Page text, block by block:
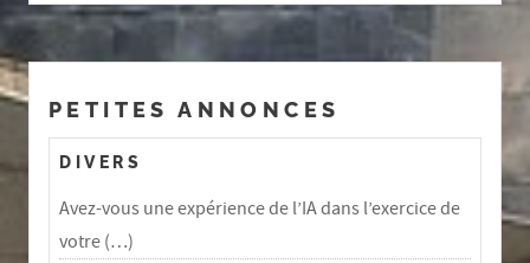
PETITES ANNONCES
DIVERS
Avez-vous une expérience de l’IA dans l’exercice de
votre (…)